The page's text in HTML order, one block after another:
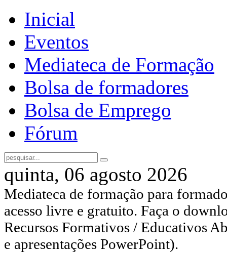
Inicial
Eventos
Mediateca de Formação
Bolsa de formadores
Bolsa de Emprego
Fórum
quinta, 06 agosto 2026
Mediateca de formação para
acesso livre e gratuito. Faça o
Recursos Formativos / Educativos
e apresentações PowerPoint).